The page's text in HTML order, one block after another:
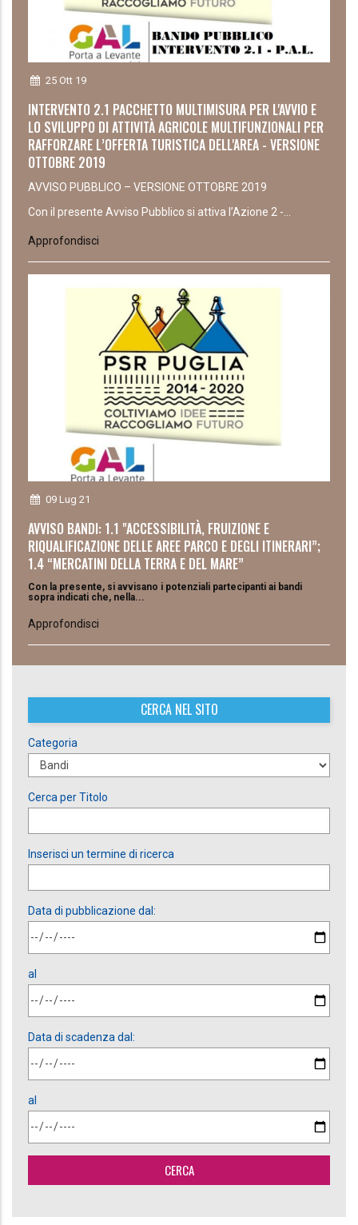
25 Ott 19
INTERVENTO 2.1 PACCHETTO MULTIMISURA PER L'AVVIO E
LO SVILUPPO DI ATTIVITÀ AGRICOLE MULTIFUNZIONALI PER
RAFFORZARE L’OFFERTA TURISTICA DELL'AREA - VERSIONE
OTTOBRE 2019
AVVISO PUBBLICO – VERSIONE OTTOBRE 2019
Con il presente Avviso Pubblico si attiva l’Azione 2 -...
Approfondisci
09 Lug 21
AVVISO BANDI: 1.1 "ACCESSIBILITÀ, FRUIZIONE E
RIQUALIFICAZIONE DELLE AREE PARCO E DEGLI ITINERARI”;
1.4 “MERCATINI DELLA TERRA E DEL MARE”
Con la presente, si avvisano i potenziali partecipanti ai bandi
sopra indicati che, nella...
Approfondisci
CERCA NEL SITO
Categoria
Cerca per Titolo
Inserisci un termine di ricerca
Data di pubblicazione dal:
al
Data di scadenza dal:
al